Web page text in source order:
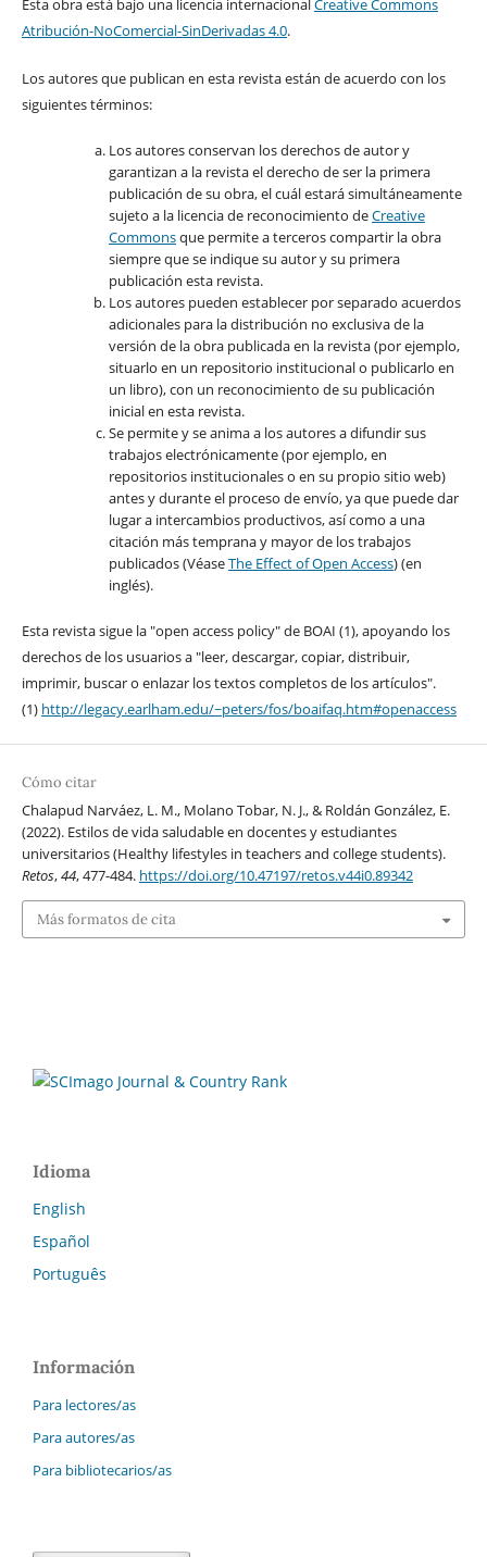
Esta obra está bajo una licencia internacionalCreative Commons
Atribución-NoComercial-SinDerivadas 4.0.
Los autores que publican en esta revista están de acuerdo con los
siguientes términos:
Los autores conservan los derechos de autor y
garantizan a la revista el derecho de ser la primera
publicación de su obra, el cuál estará simultáneamente
sujeto a la licencia de reconocimiento deCreative
Commonsque permite a terceros compartir la obra
siempre que se indique su autor y su primera
publicación esta revista.
Los autores pueden establecer por separado acuerdos
adicionales para la distribución no exclusiva de la
versión de la obra publicada en la revista (por ejemplo,
situarlo en un repositorio institucional o publicarlo en
un libro), con un reconocimiento de su publicación
inicial en esta revista.
Se permite y se anima a los autores a difundir sus
trabajos electrónicamente (por ejemplo, en
repositorios institucionales o en su propio sitio web)
antes y durante el proceso de envío, ya que puede dar
lugar a intercambios productivos, así como a una
citación más temprana y mayor de los trabajos
publicados (VéaseThe Effect of Open Access) (en
inglés).
Esta revista sigue la "open access policy" de BOAI (1), apoyando los
derechos de los usuarios a "leer, descargar, copiar, distribuir,
imprimir, buscar o enlazar los textos completos de los artículos".
(1) http://legacy.earlham.edu/~peters/fos/boaifaq.htm#openaccess
Cómo citar
Chalapud Narváez, L. M., Molano Tobar, N. J., & Roldán González, E.
(2022). Estilos de vida saludable en docentes y estudiantes
universitarios (Healthy lifestyles in teachers and college students).
Retos,44, 477-484. https://doi.org/10.47197/retos.v44i0.89342
Más formatos de cita
Idioma
English
Español
Português
Información
Para lectores/as
Para autores/as
Para bibliotecarios/as